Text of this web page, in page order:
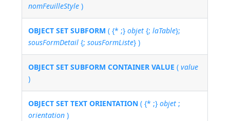
nomFeuilleStyle )
OBJECT SET SUBFORM ( {* ;}objet {;laTable};
sousFormDetail {;sousFormListe} )
OBJECT SET SUBFORM CONTAINER VALUE (value
)
OBJECT SET TEXT ORIENTATION ( {* ;}objet ;
orientation )